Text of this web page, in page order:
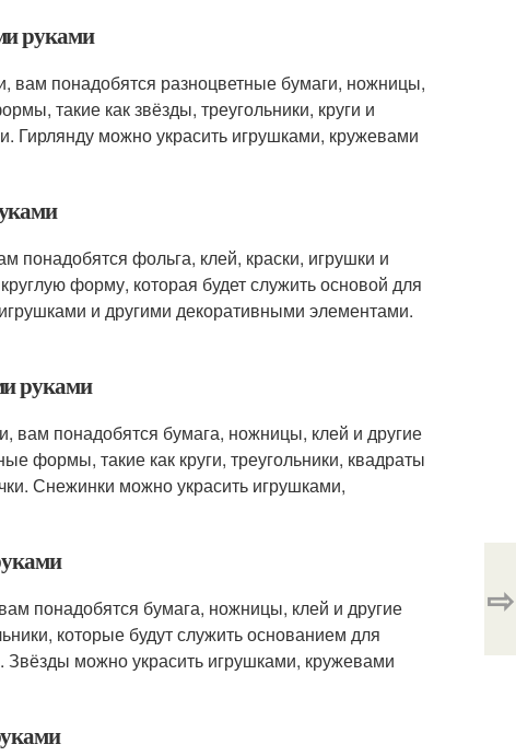
руками
вам понадобятся разноцветные бумаги, ножницы,
такие как звёзды, треугольники, круги и
Гирлянду можно украсить игрушками, кружевами
понадобятся фольга, клей, краски, игрушки и
форму, которая будет служить основой для
и другими декоративными элементами.
руками
вам понадобятся бумага, ножницы, клей и другие
формы, такие как круги, треугольники, квадраты
Снежинки можно украсить игрушками,
понадобятся бумага, ножницы, клей и другие
которые будут служить основанием для
Звёзды можно украсить игрушками, кружевами
⇨